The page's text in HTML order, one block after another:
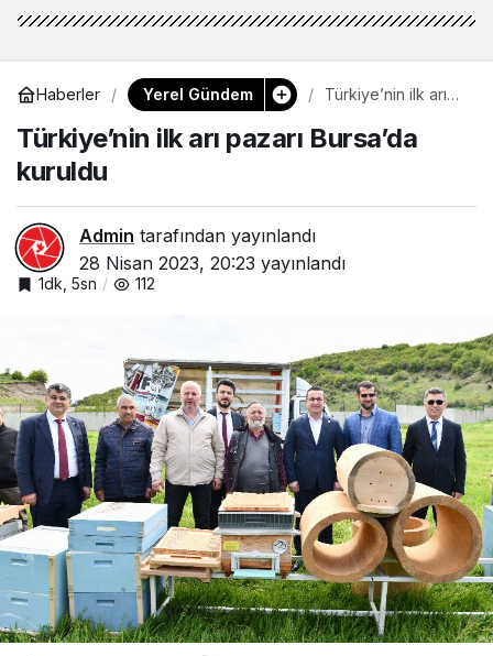
Haberler Yerel Gündem
Türkiye’nin ilk arı
kuruldu
Türkiye’nin ilk arı pazarı Bursa’da
kuruldu
Admin tarafından yayınlandı
28 Nisan 2023, 20:23 yayınlandı
1dk, 5sn 112